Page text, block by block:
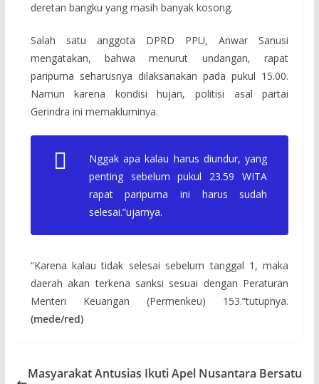
deretan bangku yang masih banyak kosong.
Salah satu anggota DPRD PPU, Anwar Sanusi
mengatakan, bahwa menurut undangan, rapat
paripurna seharusnya dilaksanakan pada pukul 15.00.
Namun karena kondisi hujan, politisi asal partai
Gerindra ini memakluminya.
Nggak apa kalau harus diundur, yang
penting sebelum pukul 23.59 WITA
rapat paripurna ini harus sudah
selesai.”ujarnya.
“Karena kalau tidak selesai sebelum tanggal 1, maka
daerah akan terkena sanksi sesuai dengan Peraturan
Menteri Keuangan (Permenkeu) 153.”tutupnya.
(mede/red)
Masyarakat Antusias Ikuti Apel Nusantara Bersatu